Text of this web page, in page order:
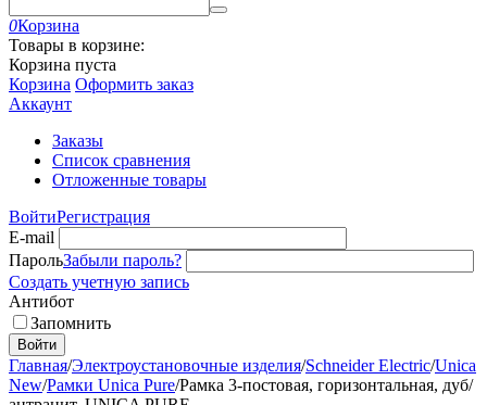
0Корзина
Товары в корзине:
Корзина пуста
Корзина Оформить заказ
Аккаунт
Заказы
Список сравнения
Отложенные товары
ВойтиРегистрация
E-mail
ПарольЗабыли пароль?
Создать учетную запись
Антибот
Запомнить
Войти
Главная/Электроустановочные изделия/Schneider Electric/Unica
New/Рамки Unica Pure/Рамка 3-постовая, горизонтальная, дуб/